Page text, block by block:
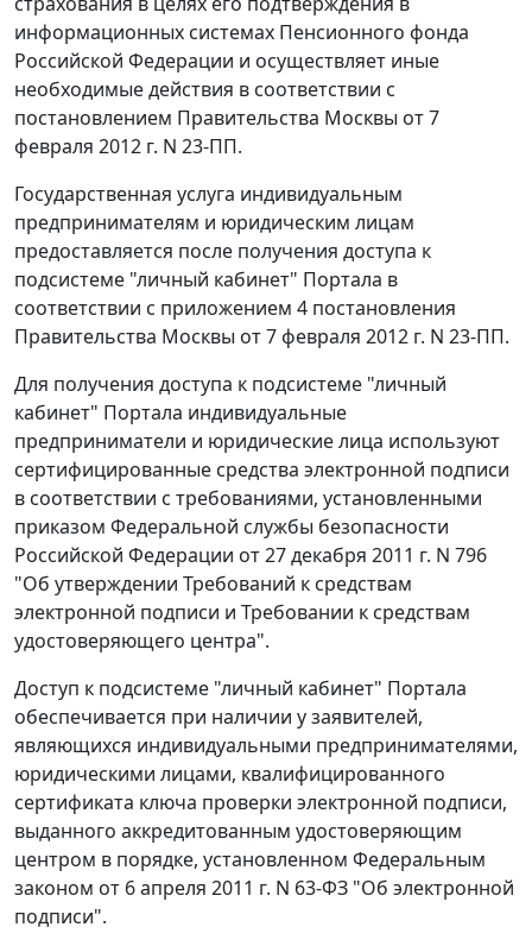
информационных системах Пенсионного фонда
Российской Федерации и осуществляет иные
необходимые действия в соответствии с
постановлением Правительства Москвы от 7
февраля 2012 г. N 23-ПП.
Государственная услуга индивидуальным
предпринимателям и юридическим лицам
предоставляется после получения доступа к
подсистеме "личный кабинет" Портала в
соответствии с приложением 4 постановления
Правительства Москвы от 7 февраля 2012 г. N 23-ПП.
Для получения доступа к подсистеме "личный
кабинет" Портала индивидуальные
предприниматели и юридические лица используют
сертифицированные средства электронной подписи
в соответствии с требованиями, установленными
приказом Федеральной службы безопасности
Российской Федерации от 27 декабря 2011 г. N 796
"Об утверждении Требований к средствам
электронной подписи и Требовании к средствам
удостоверяющего центра".
Доступ к подсистеме "личный кабинет" Портала
обеспечивается при наличии у заявителей,
являющихся индивидуальными предпринимателями,
юридическими лицами, квалифицированного
сертификата ключа проверки электронной подписи,
выданного аккредитованным удостоверяющим
центром в порядке, установленном Федеральным
законом от 6 апреля 2011 г. N 63-ФЗ "Об электронной
подписи".